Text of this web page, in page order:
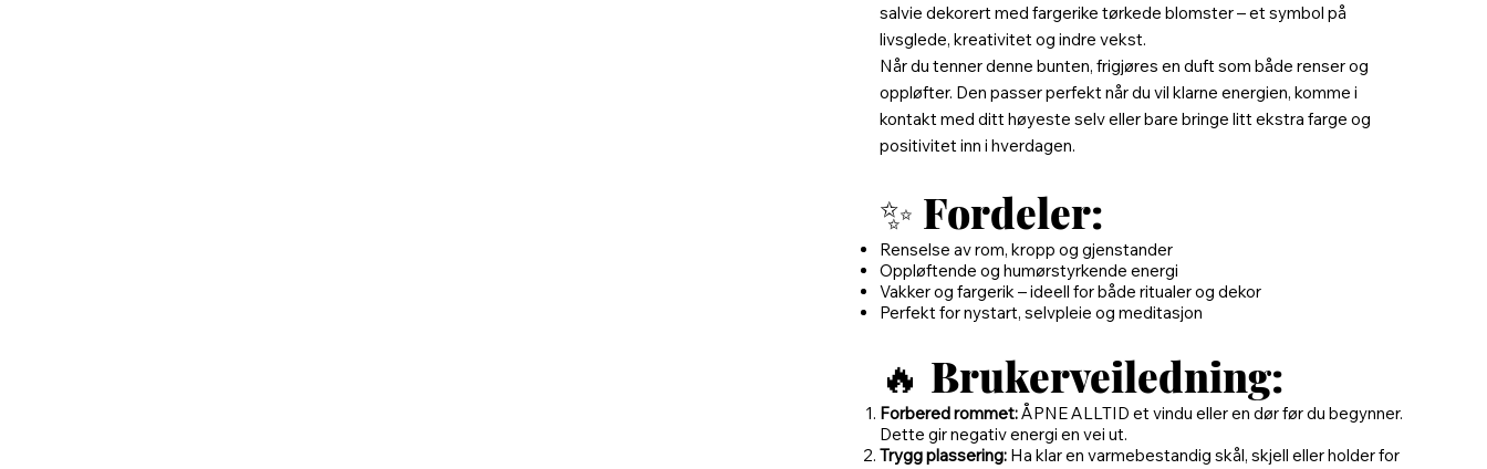
salvie dekorert med fargerike tørkede blomster – et symbol på
livsglede, kreativitet og indre vekst.
Når du tenner denne bunten, frigjøres en duft som både renser og
oppløfter. Den passer perfekt når du vil klarne energien, komme i
kontakt med ditt høyeste selv eller bare bringe litt ekstra farge og
positivitet inn i hverdagen.
✨ Fordeler:
Renselse av rom, kropp og gjenstander
Oppløftende og humørstyrkende energi
Vakker og fargerik – ideell for både ritualer og dekor
Perfekt for nystart, selvpleie og meditasjon
🔥 Brukerveiledning:
Forbered rommet:ÅPNE ALLTID et vindu eller en dør før du begynner.
Dette gir negativ energi en vei ut.
Trygg plassering: Ha klar en varmebestandig skål, skjell eller holder for